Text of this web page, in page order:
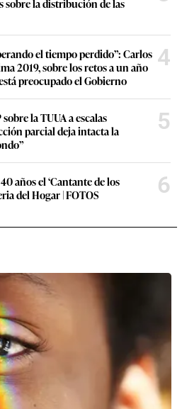
sobre la distribución de las
el tiempo perdido”: Carlos
2019, sobre los retos a un año
preocupado el Gobierno
4
la TUUA a escalas
parcial deja intacta la
5
años el ‘Cantante de los
del Hogar | FOTOS
6